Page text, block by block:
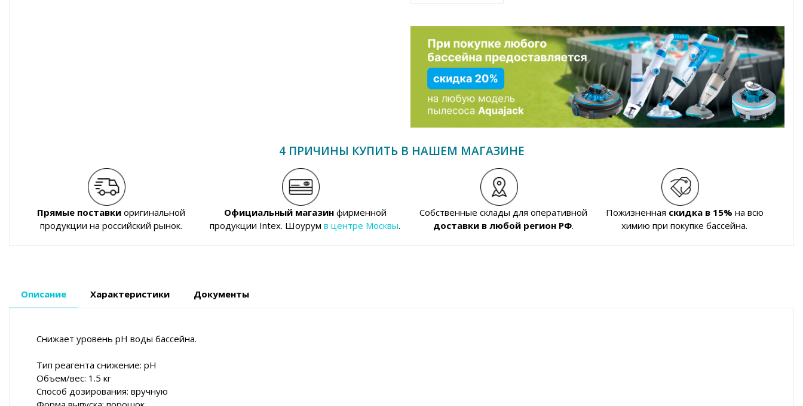
4 ПРИЧИНЫ КУПИТЬ В НАШЕМ МАГАЗИНЕ
Прямые поставкиоригинальной
продукции на российский рынок.
Официальный магазинфирменной
продукции Intex. Шоурумв центре Москвы.
Собственные склады для оперативной
доставки в любой регион РФ.
Пожизненная скидка в 15% на всю
химию при покупке бассейна.
Описание Характеристики Документы
Снижает уровень pH воды бассейна.
Тип реагента снижение: pH
Объем/вес: 1.5 кг
Способ дозирования: вручную